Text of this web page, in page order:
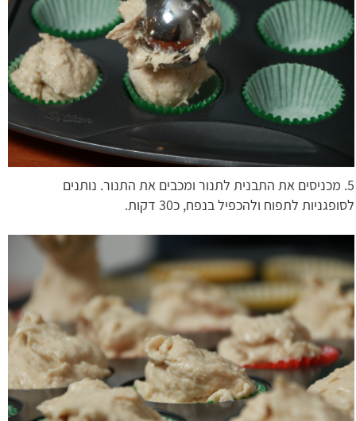
5. מכניסים את התבנית לתנור ומכבים את התנור. נותנים
לסופגניות לתפוח ולהכפיל בנפח, כ30 דקות.